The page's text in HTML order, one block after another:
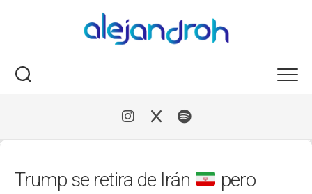
Trump se retira de Irán
pero